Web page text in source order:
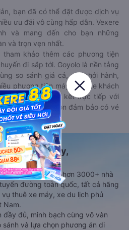
bạn đã có thể đặt được dịch vụ
ưu đãi vô cùng hấp dẫn. Vexere
và mang đến cho bạn những
và trọn vẹn nhất.
khảo thêm các phương tiện
đi sắp tới. Goyolo là nền tảng
so sánh giá cả, giờ khởi hành,
phương tiện máy bay, xe khách
Goyolo được liên kết trực tiếp với
và tàu hoả, luôn đảm bảo có vé
Máy bay,
phương tiện với hơn 3000+ nhà
đường toàn quốc, tất cả hãng
thuê xe máy, xe du lịch phủ
Nam.
đầy đủ, minh bạch cùng vô vàn
và lựa chọn phương án di